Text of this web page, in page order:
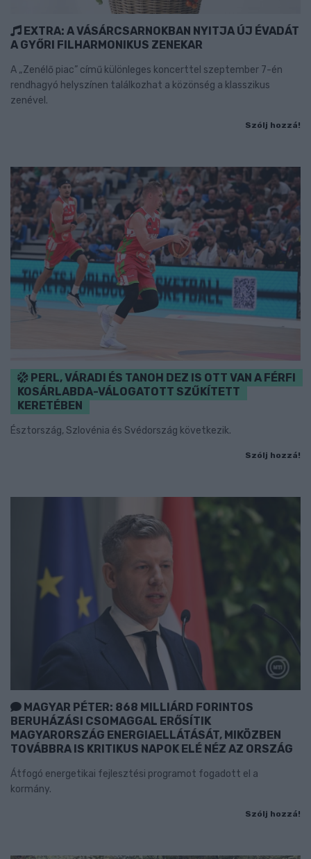
EXTRA: A VÁSÁRCSARNOKBAN NYITJA ÚJ ÉVADÁT
A GYŐRI FILHARMONIKUS ZENEKAR
A „Zenélő piac” című különleges koncerttel szeptember 7-én
rendhagyó helyszínen találkozhat a közönség a klasszikus
zenével.
Szólj hozzá!
PERL, VÁRADI ÉS TANOH DEZ IS OTT VAN A FÉRFI
KOSÁRLABDA-VÁLOGATOTT SZŰKÍTETT
KERETÉBEN
Észtország, Szlovénia és Svédország következik.
Szólj hozzá!
MAGYAR PÉTER: 868 MILLIÁRD FORINTOS
BERUHÁZÁSI CSOMAGGAL ERŐSÍTIK
MAGYARORSZÁG ENERGIAELLÁTÁSÁT, MIKÖZBEN
TOVÁBBRA IS KRITIKUS NAPOK ELÉ NÉZ AZ ORSZÁG
Átfogó energetikai fejlesztési programot fogadott el a
kormány.
Szólj hozzá!